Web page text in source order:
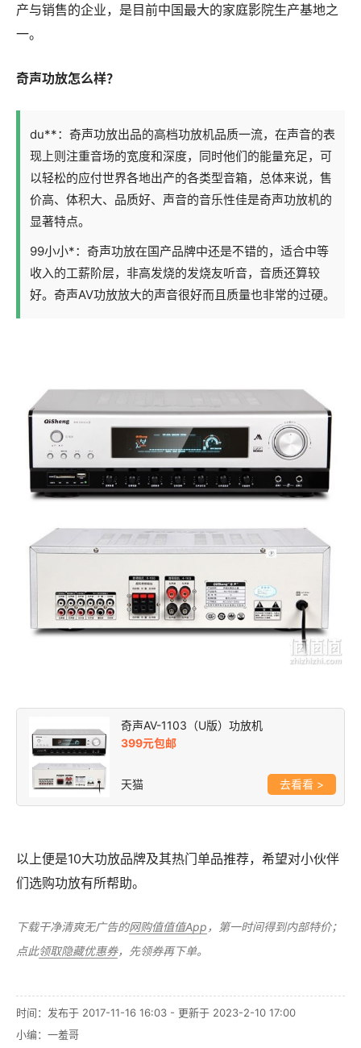
产与销售的企业，是目前中国最大的家庭影院生产基地之
一。
奇声功放怎么样？
du**：奇声功放出品的高档功放机品质一流，在声音的表
现上则注重音场的宽度和深度，同时他们的能量充足，可
以轻松的应付世界各地出产的各类型音箱，总体来说，售
价高、体积大、品质好、声音的音乐性佳是奇声功放机的
显著特点。
99小小*：奇声功放在国产品牌中还是不错的，适合中等
收入的工薪阶层，非高发烧的发烧友听音，音质还算较
好。奇声AV功放放大的声音很好而且质量也非常的过硬。
奇声AV-1103（U版）功放机
399元包邮
天猫 >
以上便是10大功放品牌及其热门单品推荐，希望对小伙伴
们选购功放有所帮助。
下载干净清爽无广告的网购值值值App ，第一时间得到内部特价；
点此领取隐藏优惠券，先领券再下单。
时间：发布于 2017-11-16 16:03 - 更新于 2023-2-10 17:00
小编：一羞哥